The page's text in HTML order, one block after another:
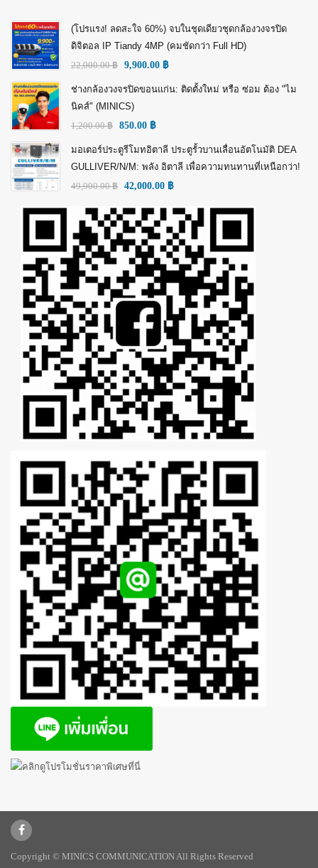
(โปรแรง! ลดสะใจ 60%) จบในชุดเดียวชุดกล้องวงจรปิด
ดิจิตอล IP Tiandy 4MP (คมชัดกว่า Full HD)
22,000.00฿ 9,900.00 ฿
ช่างกล้องวงจรปิดขอนแก่น: ติดตั้งใหม่ หรือ ซ่อม ต้อง "ไม
นิคส์" (MINICS)
1,200.00฿ 850.00 ฿
มอเตอร์ประตูรีโมทอิตาลี ประตูรั้วบานเลื่อนอัตโนมัติ DEA
GULLIVER/N/M: พลัง อิตาลี เพื่อความทนทานที่เหนือกว่า!
49,900.00฿ 42,000.00 ฿
Copyright © MINICS COMMUNICATION All Rights Reserved